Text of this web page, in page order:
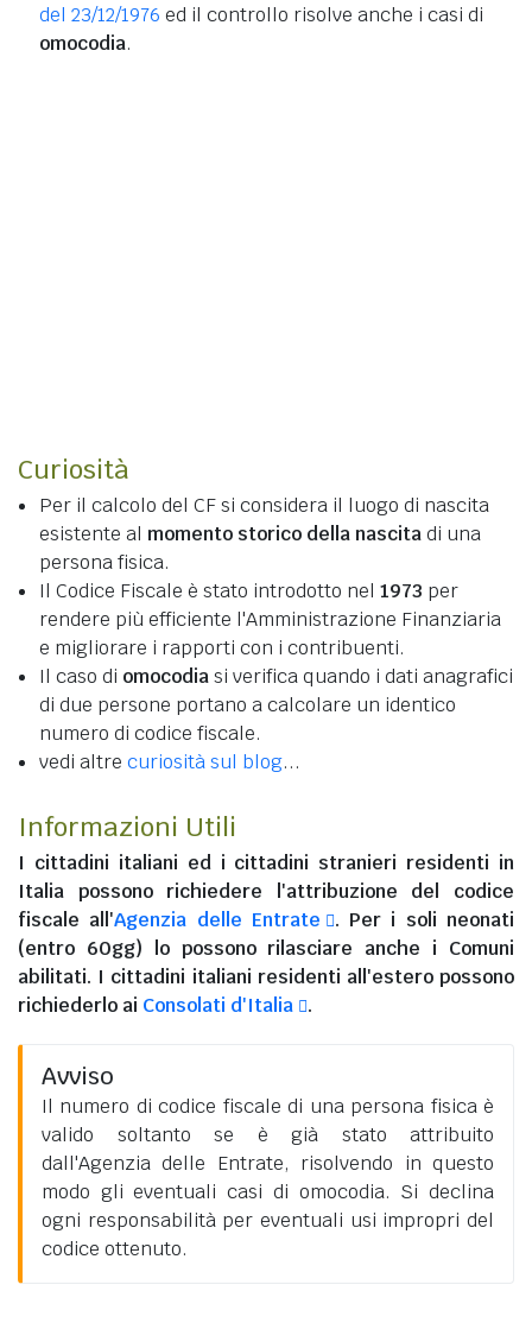
del 23/12/1976 ed il controllo risolve anche i casi di
omocodia.
Curiosità
Per il calcolo del CF si considera il luogo di nascita
esistente al momento storico della nascitadi una
persona fisica.
Il Codice Fiscale è stato introdotto nel 1973 per
rendere più efficiente l'Amministrazione Finanziaria
e migliorare i rapporti con i contribuenti.
Il caso di omocodiasi verifica quando i dati anagrafici
di due persone portano a calcolare un identico
numero di codice fiscale.
vedi altre curiosità sul blog...
Informazioni Utili
I cittadini italiani ed i cittadini stranieri residenti in
Italia possono richiedere l'attribuzione del codice
fiscale all'Agenzia delle Entrate
. Per i soli neonati
(entro 60gg) lo possono rilasciare anche i Comuni
abilitati. I cittadini italiani residenti all'esteropossono
richiederlo ai Consolati d'Italia .
Avviso
Il numero di codice fiscale di una persona fisica è
valido soltanto se è già stato attribuito
dall'Agenzia delle Entrate, risolvendo in questo
modo gli eventuali casi di omocodia. Si declina
ogni responsabilità per eventuali usi impropri del
codice ottenuto.